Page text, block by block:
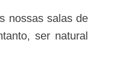
ser natural